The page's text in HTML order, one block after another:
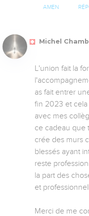
AMEN
Michel
L'union fait la
as fait entrer
fin 2023 et
avec mes
ce cadeau que
crée des murs
blessés ayant
reste
la part des
et
Merci de me